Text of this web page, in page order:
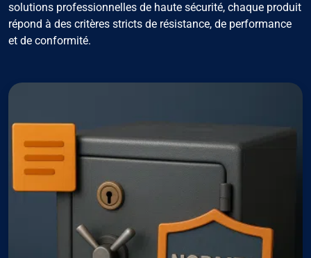
solutions professionnelles de haute sécurité, chaque produit
répond à des critères stricts de résistance, de performance
et de conformité.